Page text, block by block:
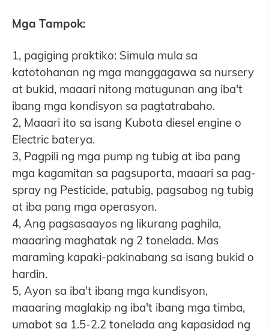
Mga Tampok:
1, pagiging praktiko: Simula mula sa
katotohanan ng mga manggagawa sa nursery
at bukid, maaari nitong matugunan ang iba't
ibang mga kondisyon sa pagtatrabaho.
2, Maaari ito sa isang Kubota diesel engine o
Electric baterya.
3, Pagpili ng mga pump ng tubig at iba pang
mga kagamitan sa pagsuporta, maaari sa pag-
spray ng Pesticide, patubig, pagsabog ng tubig
at iba pang mga operasyon.
4, Ang pagsasaayos ng likurang paghila,
maaaring maghatak ng 2 tonelada. Mas
maraming kapaki-pakinabang sa isang bukid o
hardin.
5, Ayon sa iba't ibang mga kundisyon,
maaaring maglakip ng iba't ibang mga timba,
umabot sa 1.5-2.2 tonelada ang kapasidad ng